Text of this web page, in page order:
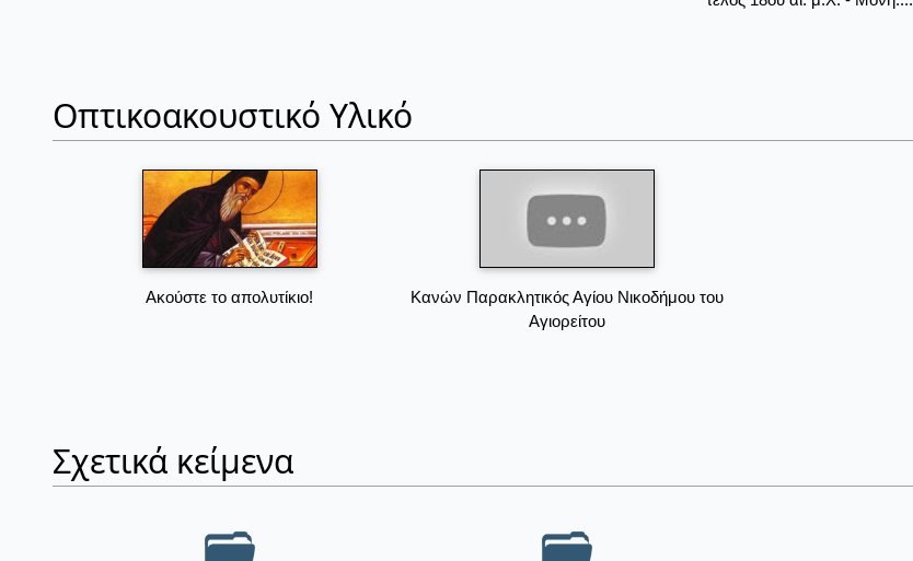
Οπτικοακουστικό Υλικό
Ακούστε το απολυτίκιο!
Κανών Παρακλητικός Αγίου Νικοδήμου του
Αγιορείτου
Σχετικά κείμενα